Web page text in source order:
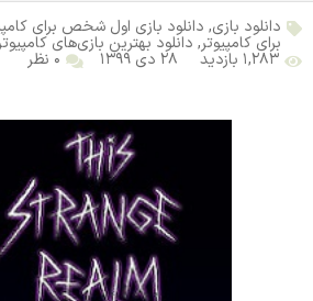
دانلود بازی, دانلود بازی اول شخص برای
برای کامپیوتر, دانلود بهترین بازی‌های
۱,۲۸۳ بازدید ۲۸ دی ۱۳۹۹ ۰ نظر